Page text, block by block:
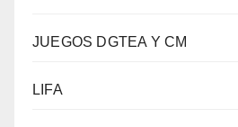
JUEGOS DGTEA Y CM
LIFA